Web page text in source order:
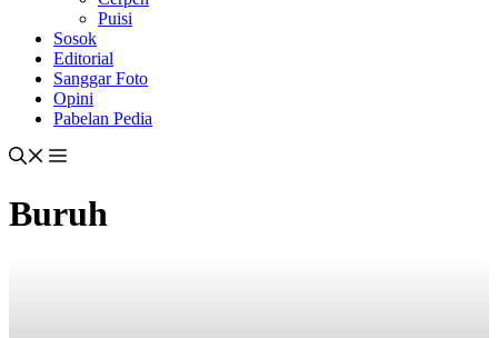
Puisi
Sosok
Editorial
Sanggar Foto
Opini
Pabelan Pedia
Buruh